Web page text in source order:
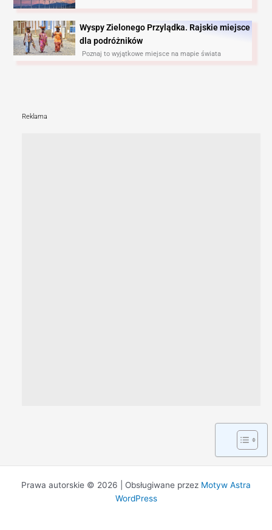
Wyspy Zielonego Przylądka. Rajskie miejsce
dla podróżników
Poznaj to wyjątkowe miejsce na mapie świata
Reklama
Prawa autorskie © 2026 | Obsługiwane przez Motyw Astra
WordPress